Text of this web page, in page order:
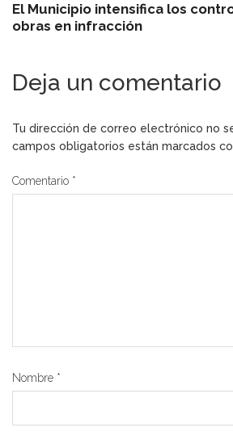
El Municipio intensifica los
obras en infracción
Deja un comentario
Tu dirección de correo electrónico no
campos obligatorios están marcados
Comentario *
Nombre *